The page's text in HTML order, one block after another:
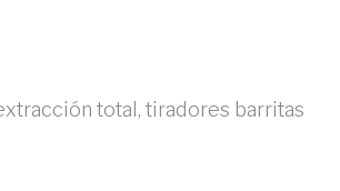
total, tiradores barritas